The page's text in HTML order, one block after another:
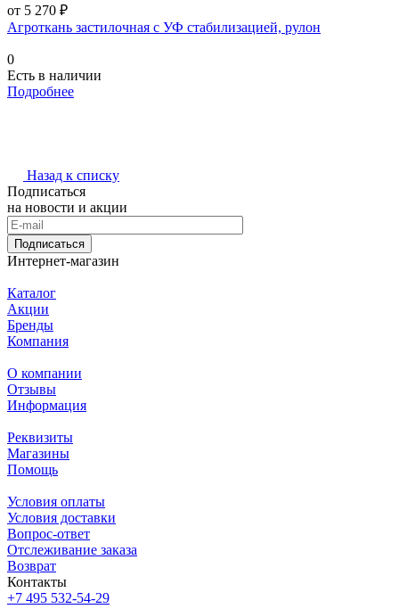
от 5 270 ₽
Агроткань застилочная с УФ стабилизацией, рулон
0
Есть в наличии
Подробнее
Назад к списку
Подписаться
на новости и акции
Подписаться
Интернет-магазин
Каталог
Акции
Бренды
Компания
О компании
Отзывы
Информация
Реквизиты
Магазины
Помощь
Условия оплаты
Условия доставки
Вопрос-ответ
Отслеживание заказа
Возврат
Контакты
+7 495 532-54-29